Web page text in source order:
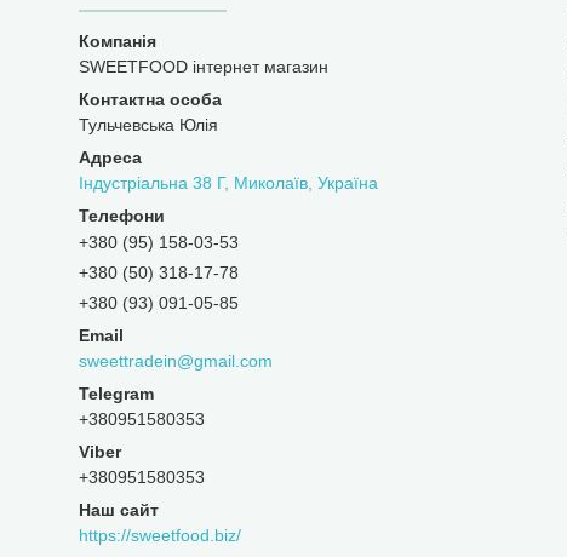
SWEETFOOD інтернет магазин
Тульчевська Юлія
Індустріальна 38 Г, Миколаїв, Україна
+380 (95) 158-03-53
+380 (50) 318-17-78
+380 (93) 091-05-85
sweettradein@gmail.com
+380951580353
+380951580353
Наш сайт
https://sweetfood.biz/